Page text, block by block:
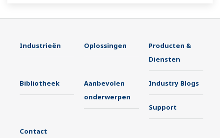
Industrieën Oplossingen
Producten &
Diensten
Bibliotheek
Aanbevolen
onderwerpen
Industry Blogs
Support
Contact